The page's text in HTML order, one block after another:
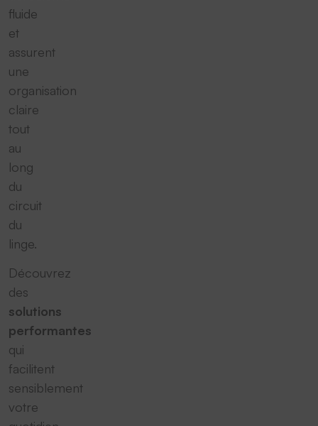
fluide
et
assurent
une
organisation
claire
tout
au
long
du
circuit
du
linge.
Découvrez
des
solutions
performantes
qui
facilitent
sensiblement
votre